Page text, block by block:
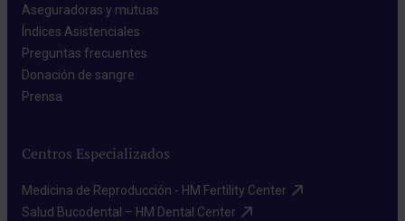
Aseguradoras y mutuas​
Índices Asistenciales​
Preguntas frecuentes​
Donación de sangre​
Prensa​
Centros Especializados
Medicina de Reproducción - HM Fertility Center​
Salud Bucodental – HM Dental Center​